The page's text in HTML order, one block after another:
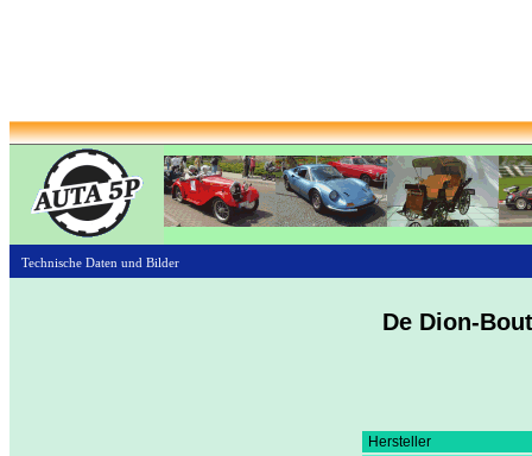
Technische Daten und Bilder
De Dion-
Hersteller